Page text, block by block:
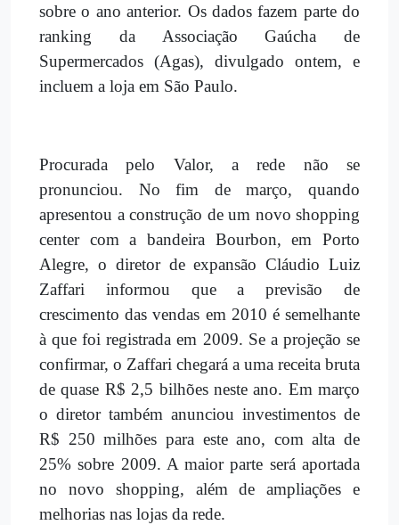
sobre o ano anterior. Os dados fazem parte do
ranking da Associação Gaúcha de
Supermercados (Agas), divulgado ontem, e
incluem a loja em São Paulo.
Procurada pelo Valor, a rede não se
pronunciou. No fim de março, quando
apresentou a construção de um novo shopping
center com a bandeira Bourbon, em Porto
Alegre, o diretor de expansão Cláudio Luiz
Zaffari informou que a previsão de
crescimento das vendas em 2010 é semelhante
à que foi registrada em 2009. Se a projeção se
confirmar, o Zaffari chegará a uma receita bruta
de quase R$ 2,5 bilhões neste ano. Em março
o diretor também anunciou investimentos de
R$ 250 milhões para este ano, com alta de
25% sobre 2009. A maior parte será aportada
no novo shopping, além de ampliações e
melhorias nas lojas da rede.